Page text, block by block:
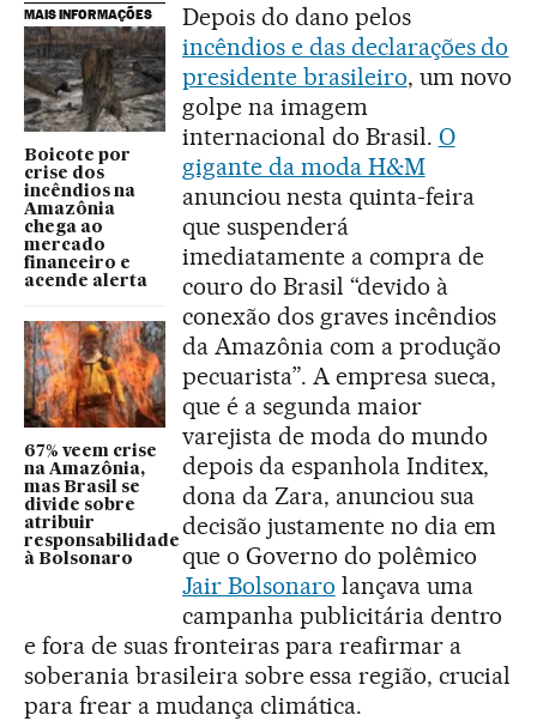
MAIS INFORMAÇÕES
Boicote por
crise dos
incêndios na
Amazônia
chega ao
mercado
financeiro e
acende alerta
67% veem crise
na Amazônia,
mas Brasil se
divide sobre
atribuir
responsabilidade
à Bolsonaro
Depois do dano pelos
incêndios e das declarações do
presidente brasileiro, um novo
golpe na imagem
internacional do Brasil. O
gigante da moda H&M
anunciou nesta quinta-feira
que suspenderá
imediatamente a compra de
couro do Brasil “devido à
conexão dos graves incêndios
da Amazônia com a produção
pecuarista”. A empresa sueca,
que é a segunda maior
varejista de moda do mundo
depois da espanhola Inditex,
dona da Zara, anunciou sua
decisão justamente no dia em
que o Governo do polêmico
Jair Bolsonaro lançava uma
campanha publicitária dentro
e fora de suas fronteiras para reafirmar a
soberania brasileira sobre essa região, crucial
para frear a mudança climática.